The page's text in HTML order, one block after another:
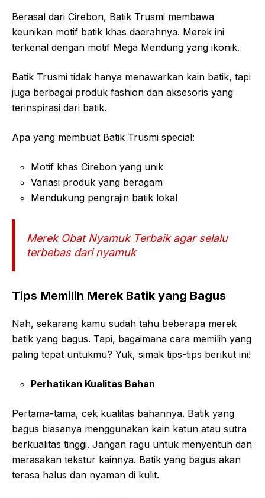
Berasal dari Cirebon, Batik Trusmi membawa
keunikan motif batik khas daerahnya. Merek ini
terkenal dengan motif Mega Mendung yang ikonik.
Batik Trusmi tidak hanya menawarkan kain batik, tapi
juga berbagai produk fashion dan aksesoris yang
terinspirasi dari batik.
Apa yang membuat Batik Trusmi special:
Motif khas Cirebon yang unik
Variasi produk yang beragam
Mendukung pengrajin batik lokal
Merek Obat Nyamuk Terbaik agar selalu
terbebas dari nyamuk
Tips Memilih Merek Batik yang Bagus
Nah, sekarang kamu sudah tahu beberapa merek
batik yang bagus. Tapi, bagaimana cara memilih yang
paling tepat untukmu? Yuk, simak tips-tips berikut ini!
Perhatikan Kualitas Bahan
Pertama-tama, cek kualitas bahannya. Batik yang
bagus biasanya menggunakan kain katun atau sutra
berkualitas tinggi. Jangan ragu untuk menyentuh dan
merasakan tekstur kainnya. Batik yang bagus akan
terasa halus dan nyaman di kulit.